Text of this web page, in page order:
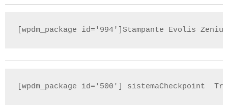
[wpdm_package id='994']Stampante Evolis Zenius
[wpdm_package id='500'] sistemaCheckpoint